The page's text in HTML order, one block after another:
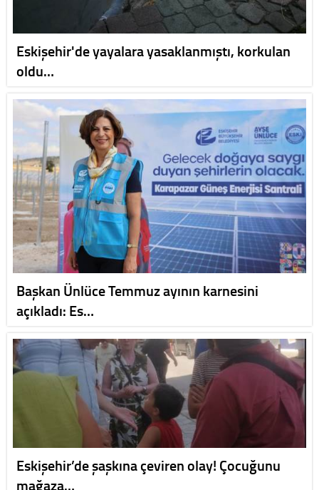
Eskişehir'de yayalara yasaklanmıştı, korkulan
oldu…
Başkan Ünlüce Temmuz ayının karnesini
açıkladı: Es…
Eskişehir’de şaşkına çeviren olay! Çocuğunu
mağaza…